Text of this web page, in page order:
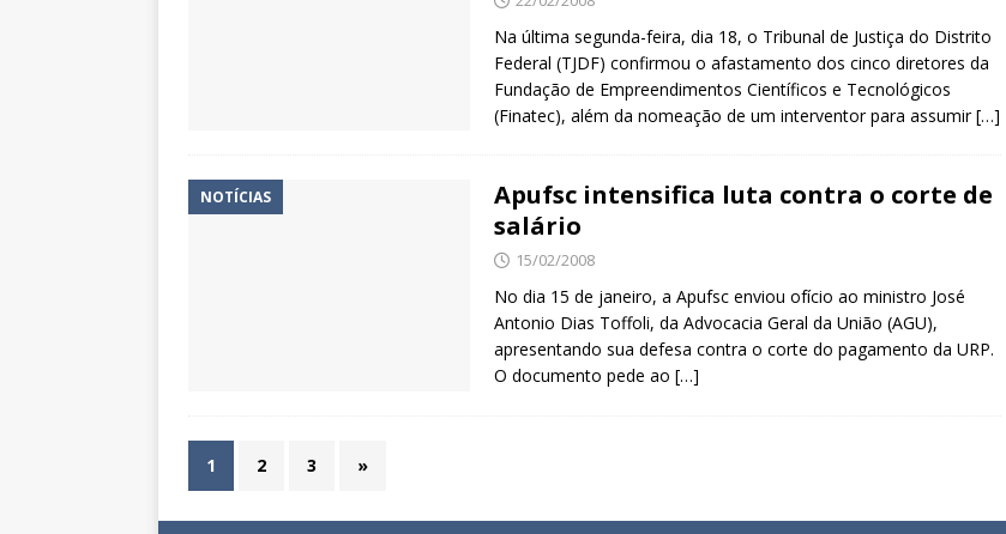
Na última segunda-feira, dia 18, o Tribunal de Justiça do Distrito
Federal (TJDF) confirmou o afastamento dos cinco diretores da
Fundação de Empreendimentos Científicos e Tecnológicos
(Finatec), além da nomeação de um interventor para assumir[…]
NOTÍCIAS
Apufsc intensifica luta contra o corte de
salário
15/02/2008
No dia 15 de janeiro, a Apufsc enviou ofício ao ministro José
Antonio Dias Toffoli, da Advocacia Geral da União (AGU),
apresentando sua defesa contra o corte do pagamento da URP.
O documento pede ao […]
1 2 3 »